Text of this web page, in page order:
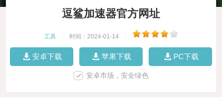
逗鲨加速器官方网址
工具 时间：2024-01-14
安卓下载 苹果下载 PC下载
安卓市场，安全绿色